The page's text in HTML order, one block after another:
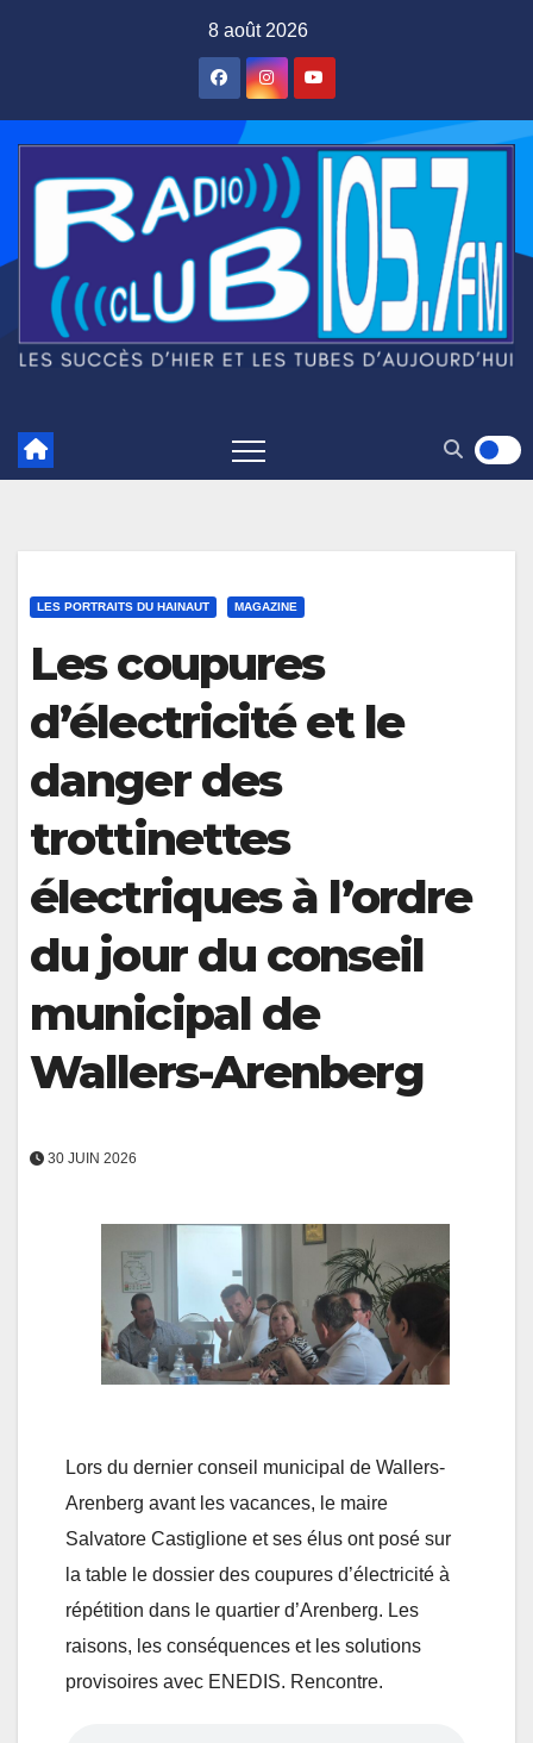
8 août 2026
LES PORTRAITS DU HAINAUT MAGAZINE
Les coupures
d’électricité et le
danger des
trottinettes
électriques à l’ordre
du jour du conseil
municipal de
Wallers-Arenberg
30 JUIN 2026
Lors du dernier conseil municipal de Wallers-
Arenberg avant les vacances, le maire
Salvatore Castiglione et ses élus ont posé sur
la table le dossier des coupures d’électricité à
répétition dans le quartier d’Arenberg. Les
raisons, les conséquences et les solutions
provisoires avec ENEDIS. Rencontre.